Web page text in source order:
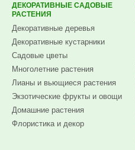
ДЕКОРАТИВНЫЕ САДОВЫЕ
РАСТЕНИЯ
Декоративные деревья
Декоративные кустарники
Садовые цветы
Многолетние растения
Лианы и вьющиеся растения
Экзотические фрукты и овощи
Домашние растения
Флористика и декор